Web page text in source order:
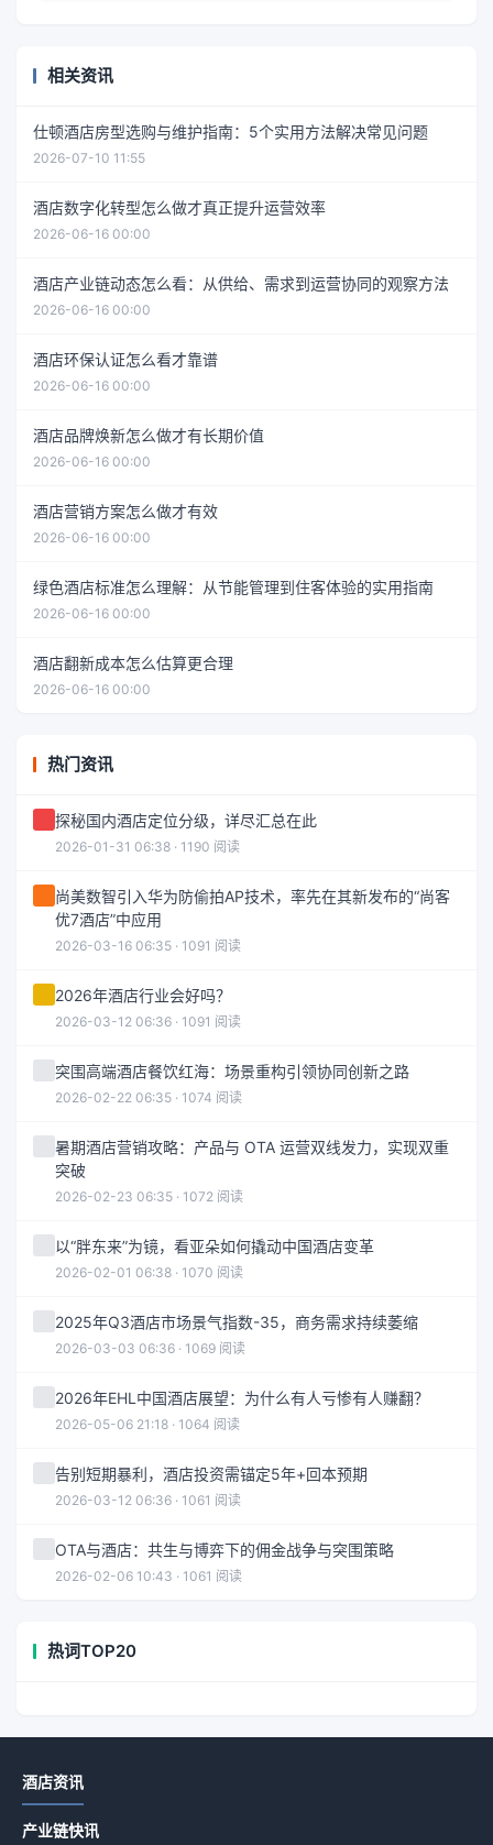
相关资讯
仕顿酒店房型选购与维护指南：5个实用方法解决常见问题
2026-07-10 11:55
酒店数字化转型怎么做才真正提升运营效率
2026-06-16 00:00
酒店产业链动态怎么看：从供给、需求到运营协同的观察方法
2026-06-16 00:00
酒店环保认证怎么看才靠谱
2026-06-16 00:00
酒店品牌焕新怎么做才有长期价值
2026-06-16 00:00
酒店营销方案怎么做才有效
2026-06-16 00:00
绿色酒店标准怎么理解：从节能管理到住客体验的实用指南
2026-06-16 00:00
酒店翻新成本怎么估算更合理
2026-06-16 00:00
热门资讯
探秘国内酒店定位分级，详尽汇总在此
2026-01-31 06:38 · 1190 阅读
尚美数智引入华为防偷拍AP技术，率先在其新发布的“尚客
优7酒店”中应用
2026-03-16 06:35 · 1091 阅读
2026年酒店行业会好吗？
2026-03-12 06:36 · 1091 阅读
突围高端酒店餐饮红海：场景重构引领协同创新之路
2026-02-22 06:35 · 1074 阅读
暑期酒店营销攻略：产品与 OTA 运营双线发力，实现双重
突破
2026-02-23 06:35 · 1072 阅读
以“胖东来”为镜，看亚朵如何撬动中国酒店变革
2026-02-01 06:38 · 1070 阅读
2025年Q3酒店市场景气指数-35，商务需求持续萎缩
2026-03-03 06:36 · 1069 阅读
2026年EHL中国酒店展望：为什么有人亏惨有人赚翻？
2026-05-06 21:18 · 1064 阅读
告别短期暴利，酒店投资需锚定5年+回本预期
2026-03-12 06:36 · 1061 阅读
OTA与酒店：共生与博弈下的佣金战争与突围策略
2026-02-06 10:43 · 1061 阅读
热词TOP20
酒店资讯
产业链快讯